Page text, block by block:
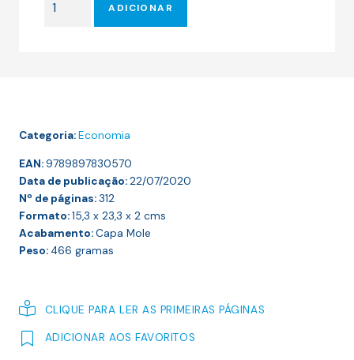
era:
17.50 €.
é:
15.75 €.
entre
Crises
ADICIONAR
Categoria:Economia
EAN:9789897830570
Data de publicação:22/07/2020
Nº de páginas:312
Formato:15,3 x 23,3 x 2 cms
Acabamento:Capa Mole
Peso: 466 gramas
CLIQUE PARA LER AS PRIMEIRAS PÁGINAS
ADICIONAR AOS FAVORITOS